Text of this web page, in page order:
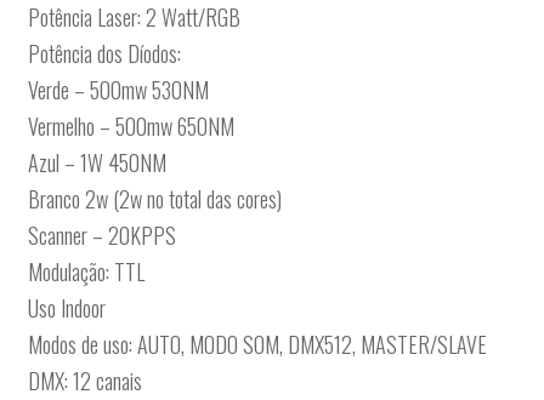
Potência Laser: 2 Watt/RGB
Potência dos Díodos:
Verde – 500mw 530NM
Vermelho – 500mw 650NM
Azul – 1W 450NM
Branco 2w (2w no total das cores)
Scanner – 20KPPS
Modulação: TTL
Uso Indoor
Modos de uso: AUTO, MODO SOM, DMX512, MASTER/SLAVE
DMX: 12 canais